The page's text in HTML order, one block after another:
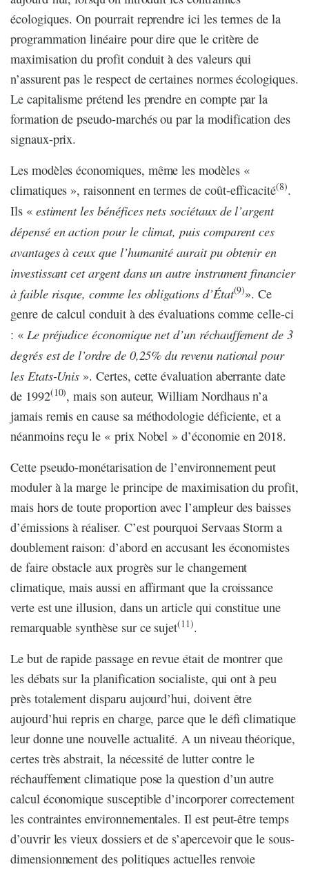
écologiques. On pourrait reprendre ici les termes de la
programmation linéaire pour dire que le critère de
maximisation du profit conduit à des valeurs qui
n’assurent pas le respect de certaines normes écologiques.
Le capitalisme prétend les prendre en compte par la
formation de pseudo-marchés ou par la modification des
signaux-prix.
Les modèles économiques, même les modèles «
climatiques », raisonnent en termes de coût-efficacité(8).
Ils « estiment les bénéfices nets sociétaux de l’argent
dépensé en action pour le climat, puis comparent ces
avantages à ceux que l’humanité aurait pu obtenir en
investissant cet argent dans un autre instrument financier
à faible risque, comme les obligations d’État(9)». Ce
genre de calcul conduit à des évaluations comme celle-ci
: « Le préjudice économique net d’un réchauffement de 3
degrés est de l’ordre de 0,25% du revenu national pour
les Etats-Unis ». Certes, cette évaluation aberrante date
de 1992(10), mais son auteur, William Nordhaus n’a
jamais remis en cause sa méthodologie déficiente, et a
néanmoins reçu le « prix Nobel » d’économie en 2018.
Cette pseudo-monétarisation de l’environnement peut
moduler à la marge le principe de maximisation du profit,
mais hors de toute proportion avec l’ampleur des baisses
d’émissions à réaliser. C’est pourquoi Servaas Storm a
doublement raison: d’abord en accusant les économistes
de faire obstacle aux progrès sur le changement
climatique, mais aussi en affirmant que la croissance
verte est une illusion, dans un article qui constitue une
remarquable synthèse sur ce sujet(11).
Le but de rapide passage en revue était de montrer que
les débats sur la planification socialiste, qui ont à peu
près totalement disparu aujourd’hui, doivent être
aujourd’hui repris en charge, parce que le défi climatique
leur donne une nouvelle actualité. A un niveau théorique,
certes très abstrait, la nécessité de lutter contre le
réchauffement climatique pose la question d’un autre
calcul économique susceptible d’incorporer correctement
les contraintes environnementales. Il est peut-être temps
d’ouvrir les vieux dossiers et de s’apercevoir que le sous-
dimensionnement des politiques actuelles renvoie